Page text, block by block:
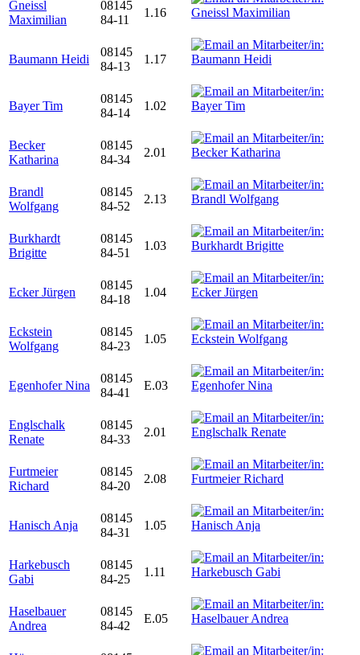
Gneissl
Maximilian
08145
84-11
1.16
Baumann Heidi
08145
84-13
1.17
Bayer Tim
08145
84-14
1.02
Becker
Katharina
08145
84-34
2.01
Brandl
Wolfgang
08145
84-52
2.13
Burkhardt
Brigitte
08145
84-51
1.03
Ecker Jürgen
08145
84-18
1.04
Eckstein
Wolfgang
08145
84-23
1.05
Egenhofer Nina
08145
84-41
E.03
Englschalk
Renate
08145
84-33
2.01
Furtmeier
Richard
08145
84-20
2.08
Hanisch Anja
08145
84-31
1.05
Harkebusch
Gabi
08145
84-25
1.11
Haselbauer
Andrea
08145
84-42
E.05